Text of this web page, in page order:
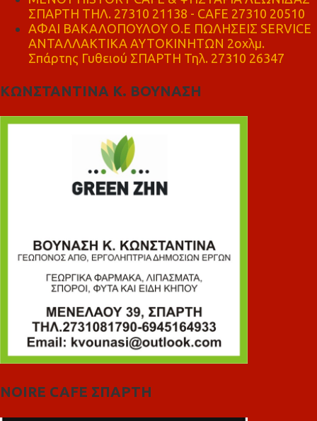
ΣΠΑΡΤΗ ΤΗΛ. 27310 21138 - CAFE 27310 20510
ΑΦΑΙ ΒΑΚΑΛΟΠΟΥΛΟΥ Ο.Ε ΠΩΛΗΣΕΙΣ SERVICE
ΑΝΤΑΛΛΑΚΤΙΚΑ ΑΥΤΟΚΙΝΗΤΩΝ 2οχλμ.
Σπάρτης Γυθειού ΣΠΑΡΤΗ Τηλ. 27310 26347
ΚΩΝΣΤΑΝΤΙΝΑ Κ. ΒΟΥΝΑΣΗ
NOIRE CAFE ΣΠΑΡΤΗ